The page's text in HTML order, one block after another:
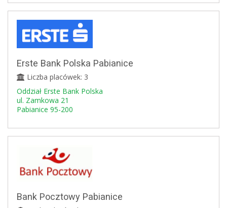
Erste Bank Polska Pabianice
Liczba placówek: 3
Oddział Erste Bank Polska
ul. Zamkowa 21
Pabianice 95-200
Bank Pocztowy Pabianice